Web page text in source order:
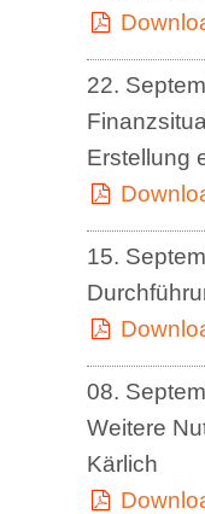
22.
Erstellung
15.
08.
Weitere
Kärlich